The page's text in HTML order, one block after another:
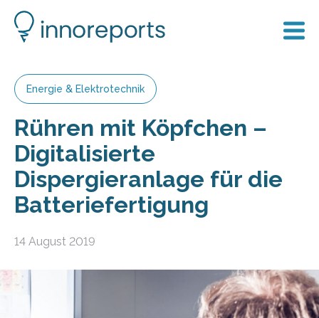
Energie & Elektrotechnik
Rühren mit Köpfchen –
Digitalisierte
Dispergieranlage für die
Batteriefertigung
14 August 2019